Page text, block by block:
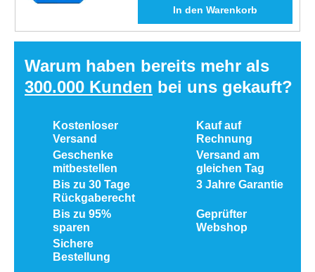
Warum haben bereits mehr als
300.000 Kunden bei uns gekauft?
Kostenloser
Versand
Kauf auf
Rechnung
Geschenke
mitbestellen
Versand am
gleichen Tag
Bis zu 30 Tage
Rückgaberecht
3 Jahre Garantie
Bis zu 95%
sparen
Geprüfter
Webshop
Sichere
Bestellung